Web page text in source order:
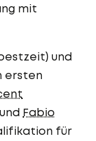
mit
und
ersten
und Fabio
für